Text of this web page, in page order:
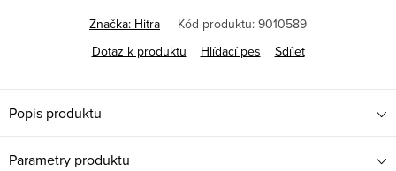
Značka: Hitra Kód produktu: 9010589
Dotaz k produktu
Hlídací pes Sdílet
Popis produktu
Parametry produktu